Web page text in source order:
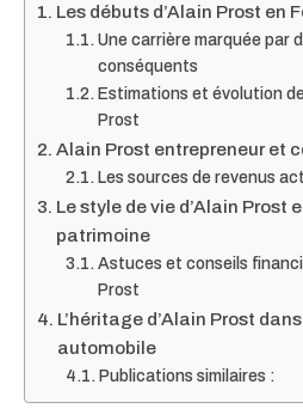
Les débuts d’Alain Prost en
Une carrière marquée par
conséquents
Estimations et évolution
Prost
Alain Prost entrepreneur et
Les sources de revenus
Le style de vie d’Alain Prost
patrimoine
Astuces et conseils
Prost
L’héritage d’Alain Prost
automobile
Publications similaires :